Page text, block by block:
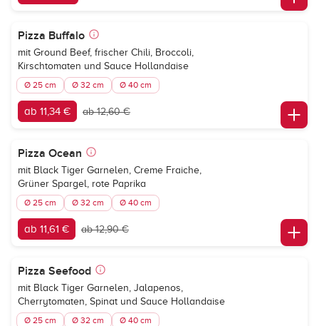
Pizza Buffalo
mit Ground Beef, frischer Chili, Broccoli,
Kirschtomaten und Sauce Hollandaise
Ø 25 cm Ø 32 cm Ø 40 cm
ab 11,34 € ab 12,60 €
Pizza Ocean
mit Black Tiger Garnelen, Creme Fraiche,
Grüner Spargel, rote Paprika
Ø 25 cm Ø 32 cm Ø 40 cm
ab 11,61 € ab 12,90 €
Pizza Seefood
mit Black Tiger Garnelen, Jalapenos,
Cherrytomaten, Spinat und Sauce Hollandaise
Ø 25 cm Ø 32 cm Ø 40 cm